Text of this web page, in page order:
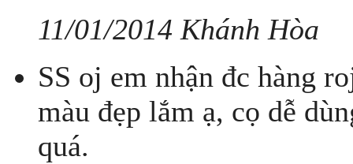
11/01/2014 Khánh Hòa
SS oj em nhận đc hàng
màu đẹp lắm ạ, cọ dễ
quá.